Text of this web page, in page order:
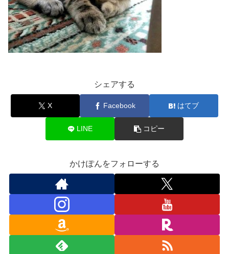
シェアする
X Facebook はてブ
LINE コピー
かけぽんをフォローする